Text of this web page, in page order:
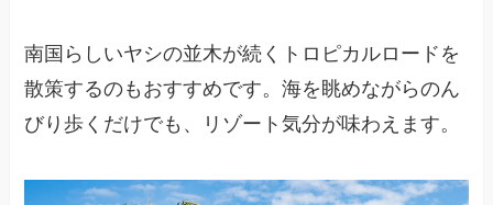
南国らしいヤシの並木が続くトロピカルロードを
散策するのもおすすめです。海を眺めながらのん
びり歩くだけでも、リゾート気分が味わえます。